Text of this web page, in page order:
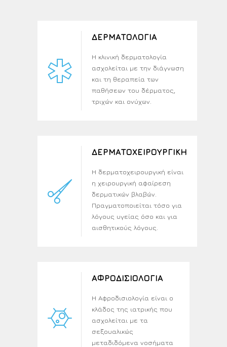
ΔΕΡΜΑΤΟΛΟΓΙΑ
Η κλινική δερματολογία
ασχολείται με την διάγνωση
και τη θεραπεία των
παθήσεων του δέρματος,
τριχών και ονύχων.
ΔΕΡΜΑΤΟΧΕΙΡΟΥΡΓΙΚΗ
Η δερματοχειρουργική είναι
η χειρουργική αφαίρεση
δερματικών βλαβών.
Πραγματοποιείται τόσο για
λόγους υγείας όσο και για
αισθητικούς λόγους.
ΑΦΡΟΔΙΣΙΟΛΟΓΙΑ
Η Αφροδισιολογία είναι ο
κλάδος της ιατρικής που
ασχολείται με τα
σεξουαλικώς
μεταδιδόμενα νοσήματα